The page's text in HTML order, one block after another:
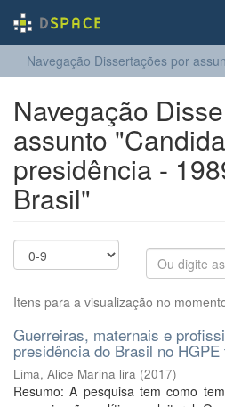
Navegação Dissertações por
Navegação
assunto
presidência -
Brasil"
Itens para a visualização no
Guerreiras, maternais e
presidência do Brasil no
Lima, Alice Marina lira (2017)
Resumo: A pesquisa tem como